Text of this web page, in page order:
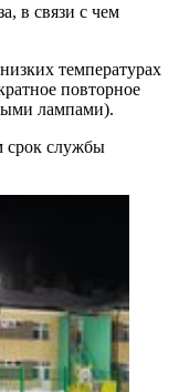
в связи с чем
температурах
повторное
лампами).
срок службы